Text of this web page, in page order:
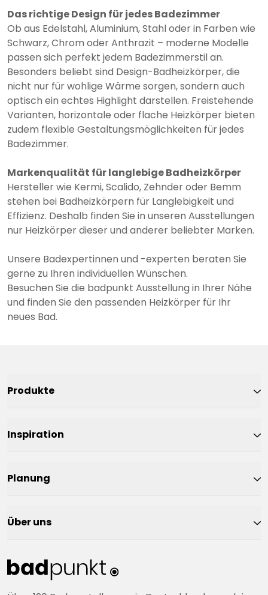
Das richtige Design für jedes Badezimmer
Ob aus Edelstahl, Aluminium, Stahl oder in Farben wie
Schwarz, Chrom oder Anthrazit – moderne Modelle
passen sich perfekt jedem Badezimmerstil an.
Besonders beliebt sind Design-Badheizkörper, die
nicht nur für wohlige Wärme sorgen, sondern auch
optisch ein echtes Highlight darstellen. Freistehende
Varianten, horizontale oder flache Heizkörper bieten
zudem flexible Gestaltungsmöglichkeiten für jedes
Badezimmer.
Markenqualität für langlebige Badheizkörper
Hersteller wie Kermi, Scalido, Zehnder oder Bemm
stehen bei Badheizkörpern für Langlebigkeit und
Effizienz. Deshalb finden Sie in unseren Ausstellungen
nur Heizkörper dieser und anderer beliebter Marken.
Unsere Badexpertinnen und -experten beraten Sie
gerne zu Ihren individuellen Wünschen.
Besuchen Sie die badpunkt Ausstellung in Ihrer Nähe
und finden Sie den passenden Heizkörper für Ihr
neues Bad.
Produkte
Inspiration
Planung
Über uns